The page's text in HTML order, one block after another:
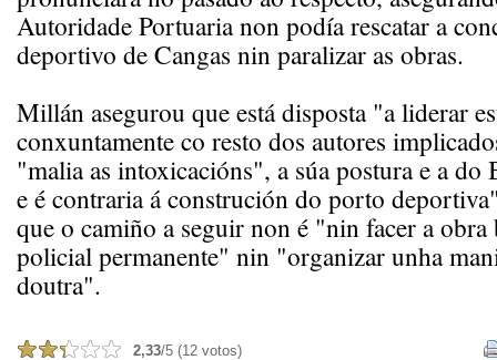
Autoridade Portuaria non podía rescatar a
deportivo de Cangas nin paralizar as obras.
Millán asegurou que está disposta "a liderar
conxuntamente co resto dos autores
"malia as intoxicacións", a súa postura e a
e é contraria á construción do porto
que o camiño a seguir non é "nin facer a
policial permanente" nin "organizar unha
doutra".
2,33/5 (12 votos)